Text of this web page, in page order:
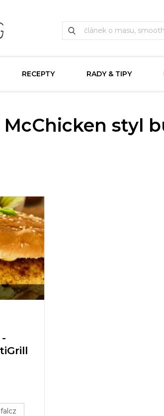
RECEPTY RADY & TIPY
styl